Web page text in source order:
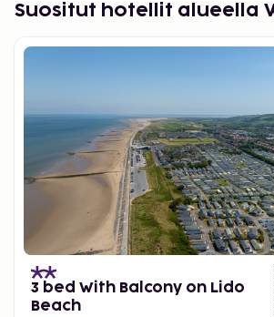
Suositut hotellit alueella
3 bed With Balcony on Lido
Beach